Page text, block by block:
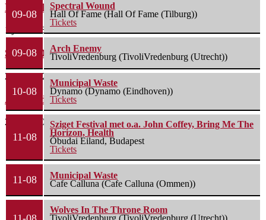
Drown In Sulphur overtuigt met nieuwe single
1 juli 2026
South Of Heaven talent: A Knight Under Maria’s...
28 mei 2026
Avaland brengt nieuwe single uit
23 april 2026
09-08
Spectral Wound
Hall Of Fame (Hall Of Fame (Tilburg))
Tickets
09-08
Arch Enemy
TivoliVredenburg (TivoliVredenburg (Utrecht))
10-08
Municipal Waste
Dynamo (Dynamo (Eindhoven))
Tickets
11-08
Sziget Festival met o.a. John Coffey, Bring Me The
Horizon, Health
Óbudai Eiland, Budapest
Tickets
11-08
Municipal Waste
Cafe Calluna (Cafe Calluna (Ommen))
Wolves In The Throne Room